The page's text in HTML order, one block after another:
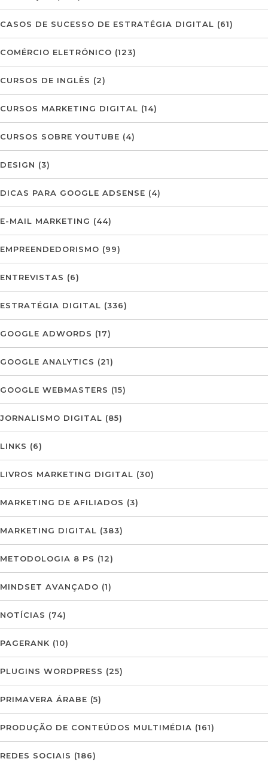
CASOS DE SUCESSO DE ESTRATÉGIA DIGITAL (61)
COMÉRCIO ELETRÓNICO (123)
CURSOS DE INGLÊS (2)
CURSOS MARKETING DIGITAL (14)
CURSOS SOBRE YOUTUBE (4)
DESIGN (3)
DICAS PARA GOOGLE ADSENSE (4)
E-MAIL MARKETING (44)
EMPREENDEDORISMO (99)
ENTREVISTAS (6)
ESTRATÉGIA DIGITAL (336)
GOOGLE ADWORDS (17)
GOOGLE ANALYTICS (21)
GOOGLE WEBMASTERS (15)
JORNALISMO DIGITAL (85)
LINKS (6)
LIVROS MARKETING DIGITAL (30)
MARKETING DE AFILIADOS (3)
MARKETING DIGITAL (383)
METODOLOGIA 8 PS (12)
MINDSET AVANÇADO (1)
NOTÍCIAS (74)
PAGERANK (10)
PLUGINS WORDPRESS (25)
PRIMAVERA ÁRABE (5)
PRODUÇÃO DE CONTEÚDOS MULTIMÉDIA (161)
REDES SOCIAIS (186)